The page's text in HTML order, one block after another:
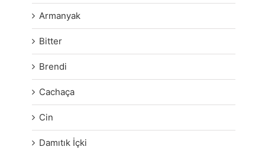
Armanyak
Bitter
Brendi
Cachaça
Cin
Damıtık İçki